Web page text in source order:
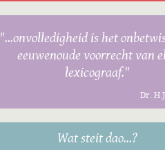
"...onvolledigheid is het
eeuwenoude voorrecht van
lexicograaf."
Dr.
Wat steit dao...?